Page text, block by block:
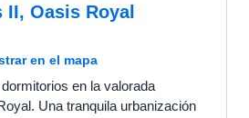
II, Oasis Royal
en el mapa
en la valorada
Una tranquila urbanización